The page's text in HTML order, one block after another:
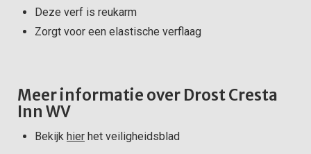
Deze verf is reukarm
Zorgt voor een elastische verflaag
Meer informatie over Drost Cresta
Inn WV
Bekijk hier het veiligheidsblad